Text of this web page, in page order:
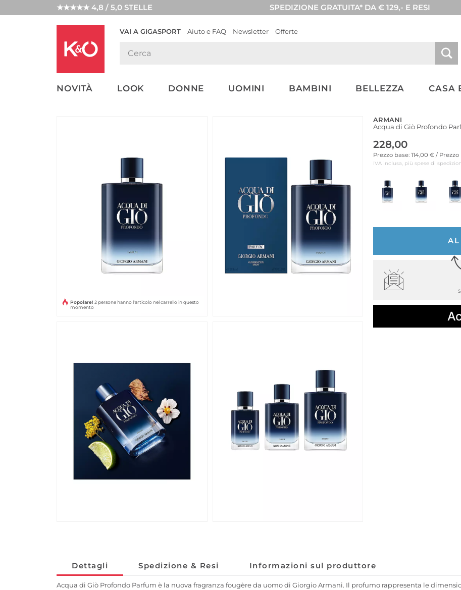
★★★★★ 4,8 / 5,0 STELLE SPEDIZIONE GRATUITA* DA € 129,- E RESI
VAI A GIGASPORT Aiuto e FAQ Newsletter Offerte
NOVITÀ LOOK DONNE UOMINI BAMBINI BELLEZZA CASA
LOOK
WEDDING
Popolare! 2 persone hanno l'articolo nel carrello in questo
momento
ARMANI
Acqua di Giò Profondo
228,00
Prezzo base: 114,00 € /
IVA inclusa, più spese di
Dettagli Spedizione & Resi Informazioni sul produttore
Acqua di Giò Profondo Parfum è la nuova fragranza fougère da uomo di Giorgio Armani. Il profumo rappresenta le